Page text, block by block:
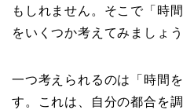
もしれません。そこで「時
をいくつか考えてみましょう
一つ考えられるのは「時間
す。これは、自分の都合を